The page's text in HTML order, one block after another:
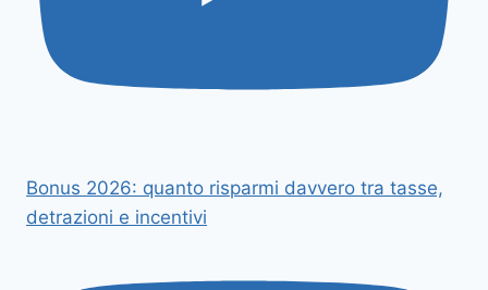
Bonus 2026: quanto risparmi davvero tra tasse,
detrazioni e incentivi